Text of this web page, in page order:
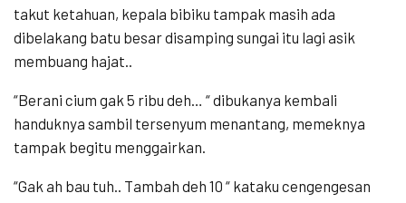
takut ketahuan, kepala bibiku tampak masih ada
dibelakang batu besar disamping sungai itu lagi asik
membuang hajat..
“Berani cium gak 5 ribu deh… “ dibukanya kembali
handuknya sambil tersenyum menantang, memeknya
tampak begitu menggairkan.
“Gak ah bau tuh.. Tambah deh 10 “ kataku cengengesan